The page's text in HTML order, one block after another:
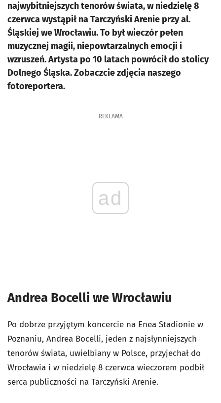
najwybitniejszych tenorów świata, w niedzielę 8
czerwca wystąpił na Tarczyński Arenie przy al.
Śląskiej we Wrocławiu. To był wieczór pełen
muzycznej magii, niepowtarzalnych emocji i
wzruszeń. Artysta po 10 latach powrócił do stolicy
Dolnego Śląska. Zobaczcie zdjęcia naszego
fotoreportera.
REKLAMA
ad
Andrea Bocelli we Wrocławiu
Po dobrze przyjętym koncercie na Enea Stadionie w
Poznaniu, Andrea Bocelli, jeden z najsłynniejszych
tenorów świata, uwielbiany w Polsce, przyjechał do
Wrocławia i w niedzielę 8 czerwca wieczorem podbił
serca publiczności na Tarczyński Arenie.